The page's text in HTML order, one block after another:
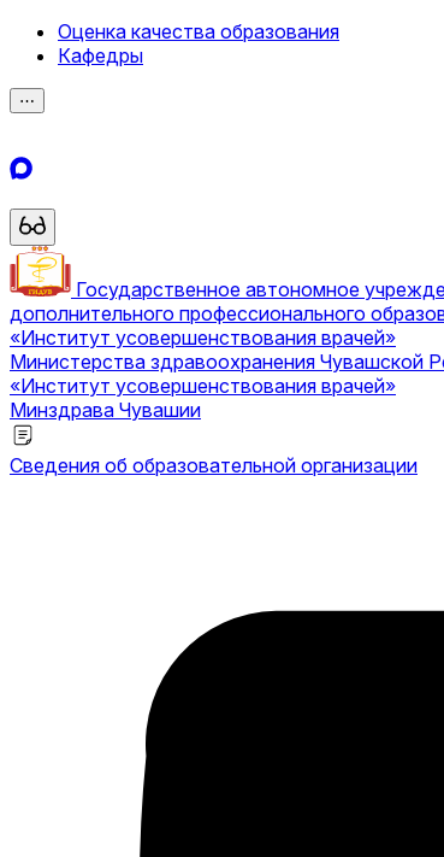
Оценка качества образования
Кафедры
⋯
Государственное автономное
дополнительного профессионального
«Институт усовершенствования врачей»
Министерства здравоохранения Чувашской
«Институт усовершенствования врачей»
Минздрава Чувашии
Сведения об образовательной организации